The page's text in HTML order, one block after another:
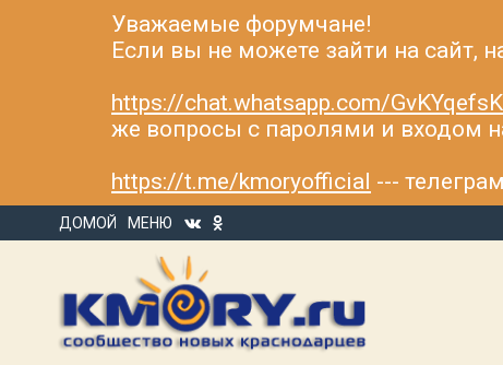
Уважаемые форумчане!
Если вы не можете зайти на сайт,
https://chat.whatsapp.com/
же вопросы с паролями и входом
https://t.me/kmoryofficial ---
ДОМОЙ МЕНЮ